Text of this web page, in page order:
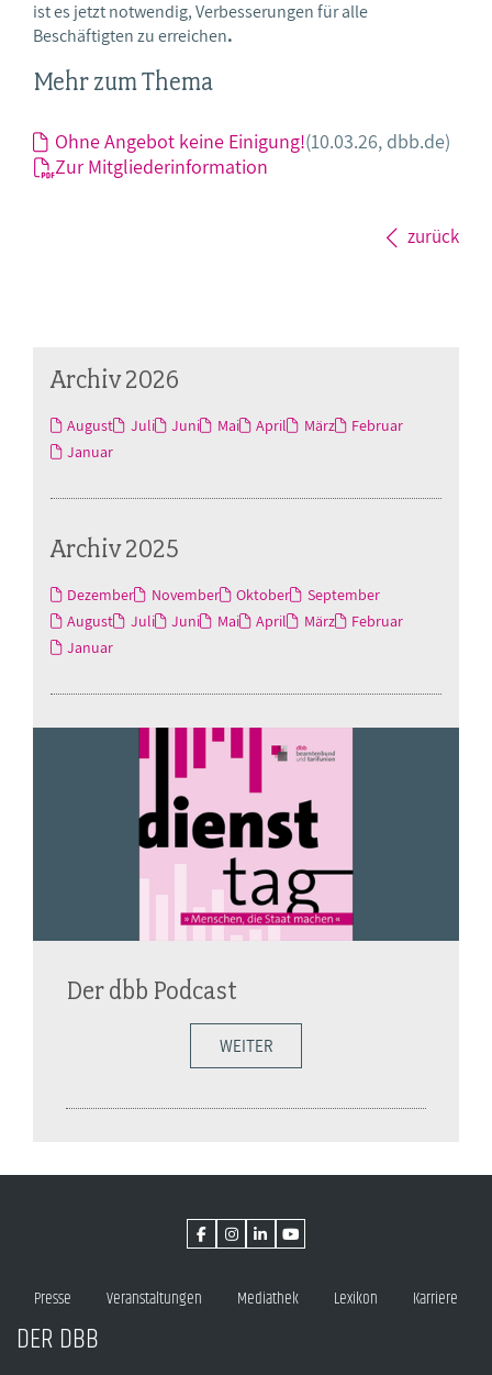
ist es jetzt notwendig, Verbesserungen für alle
Beschäftigten zu erreichen.
Mehr zum Thema
Ohne Angebot keine Einigung!(10.03.26, dbb.de)
Zur Mitgliederinformation
zurück
Archiv 2026
August Juli Juni Mai April März
Februar
Januar
Archiv 2025
Dezember November Oktober
September
August
Juli Juni Mai April März
Februar
Januar
Der dbb Podcast
WEITER
Presse Veranstaltungen Mediathek Lexikon Karriere
DER DBB